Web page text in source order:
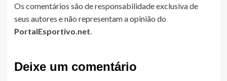
Os comentários são de responsabilidade exclusiva de
seus autores e não representam a opinião do
PortalEsportivo.net.
Deixe um comentário